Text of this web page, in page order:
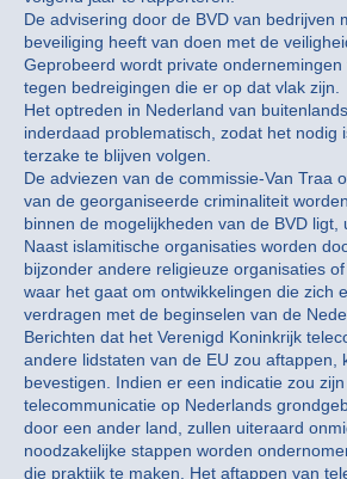
De advisering door de BVD van bedrijven
beveiliging heeft van doen met de
Geprobeerd wordt private ondernemingen
tegen bedreigingen die er op dat vlak zijn.
Het optreden in Nederland van
inderdaad problematisch, zodat het nodig
terzake te blijven volgen.
De adviezen van de commissie-Van Traa
van de georganiseerde criminaliteit
binnen de mogelijkheden van de BVD ligt,
Naast islamitische organisaties worden
bijzonder andere religieuze organisaties
waar het gaat om ontwikkelingen die zich
verdragen met de beginselen van de
Berichten dat het Verenigd Koninkrijk
andere lidstaten van de EU zou aftappen,
bevestigen. Indien er een indicatie zou
telecommunicatie op Nederlands
door een ander land, zullen uiteraard
noodzakelijke stappen worden
die praktijk te maken. Het aftappen van